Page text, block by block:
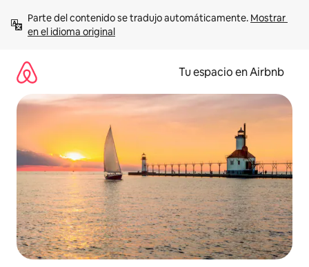
contenido
Parte del contenido se tradujo automáticamente. Mostrar
en el idioma original
Tu espacio en Airbnb